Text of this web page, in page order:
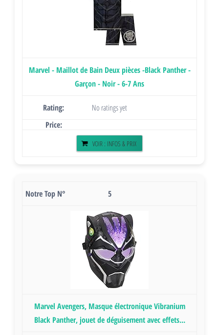
Marvel - Maillot de Bain Deux pièces -Black Panther -
Garçon - Noir - 6-7 Ans
No ratings yet
VOIR : INFOS & PRIX
5
Marvel Avengers, Masque électronique Vibranium
Black Panther, jouet de déguisement avec effets...